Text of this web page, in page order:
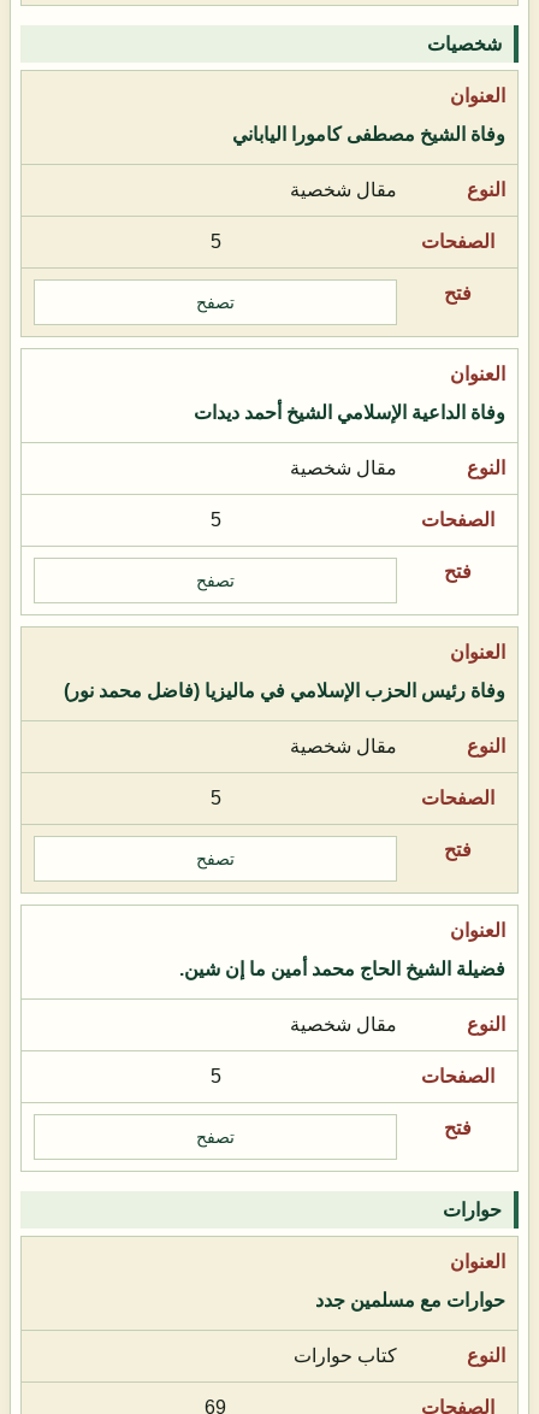
شخصيات
وفاة الشيخ مصطفى كامورا الياباني
مقال شخصية
5
تصفح
وفاة الداعية الإسلامي الشيخ أحمد ديدات
مقال شخصية
5
تصفح
وفاة رئيس الحزب الإسلامي في ماليزيا (فاضل محمد نور)
مقال شخصية
5
تصفح
فضيلة الشيخ الحاج محمد أمين ما إن شين.
مقال شخصية
5
تصفح
حوارات
حوارات مع مسلمين جدد
كتاب حوارات
69